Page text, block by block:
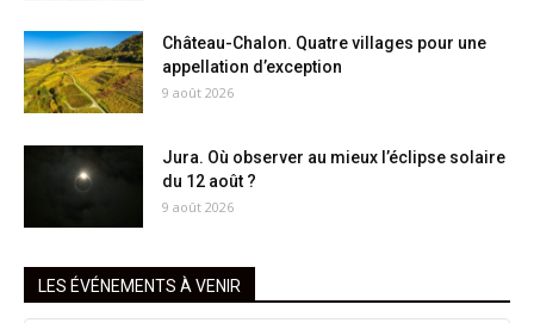
Château-Chalon. Quatre villages pour une
appellation d’exception
9 août 2026
Jura. Où observer au mieux l’éclipse solaire
du 12 août ?
9 août 2026
LES ÉVÉNEMENTS À VENIR